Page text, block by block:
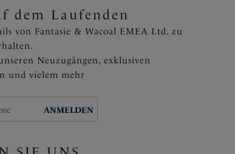
dem Laufenden
von Fantasie & Wacoal EMEA Ltd. zu
Neuzugängen, exklusiven
und vielem mehr
ANMELDEN